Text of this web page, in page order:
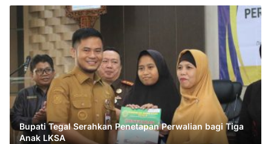
Bupati Tegal Serahkan Penetapan Perwalian bagi Tiga
Anak LKSA